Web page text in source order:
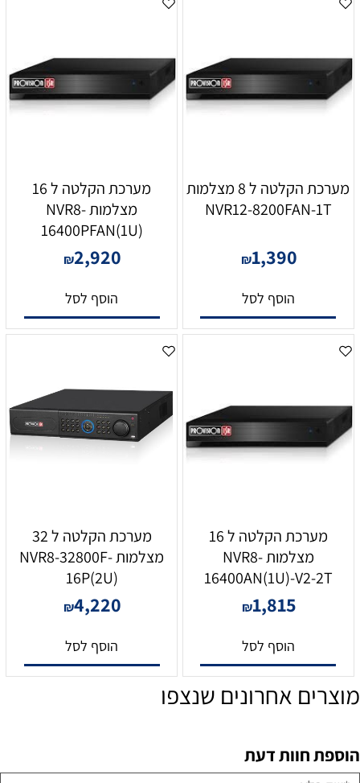
מערכת הקלטה ל 8 מצלמות
NVR12-8200FAN-1T
₪1,390
הוסף לסל
מערכת הקלטה ל 16
מצלמות NVR8-
16400PFAN(1U)
₪2,920
הוסף לסל
מערכת הקלטה ל 16
מצלמות NVR8-
16400AN(1U)-V2-2T
₪1,815
הוסף לסל
מערכת הקלטה ל 32
מצלמות NVR8-32800F-
16P(2U)
₪4,220
הוסף לסל
מוצרים אחרונים שנצפו
הוספת חוות דעת